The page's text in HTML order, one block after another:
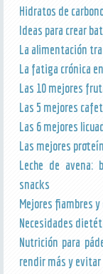
Hidratos de
Ideas para crear
La alimentación
La fatiga crónica
Las 10 mejores
Las 5 mejores
Las 6 mejores
Las mejores
Leche de avena:
snacks
Mejores fiambres
Necesidades
Nutrición para
rendir más y evitar